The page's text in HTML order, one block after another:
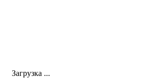
Загрузка ...